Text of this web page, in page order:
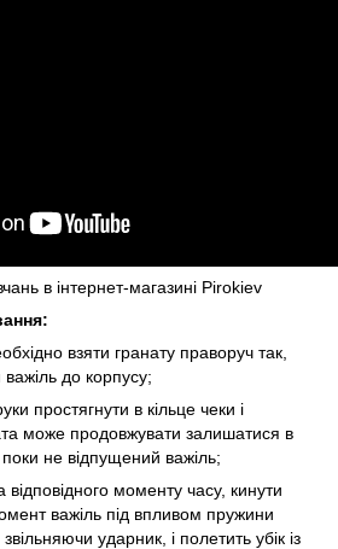
в інтернет-магазині Pirokiev
взяти гранату праворуч так,
до корпусу;
простягнути в кільце чеки і
може продовжувати залишатися в
поки не відпущений важіль;
моменту часу, кинути
важіль під впливом пружини
ударник, і полетить убік із